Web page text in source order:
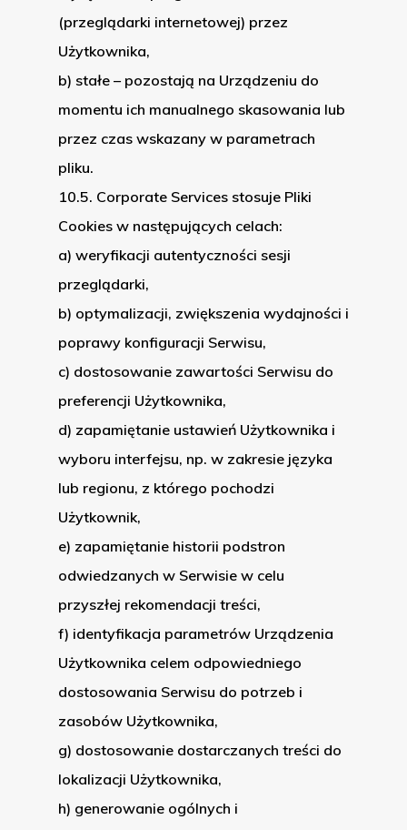
(przeglądarki internetowej) przez
Użytkownika,
b) stałe – pozostają na Urządzeniu do
momentu ich manualnego skasowania lub
przez czas wskazany w parametrach
pliku.
10.5. Corporate Services stosuje Pliki
Cookies w następujących celach:
a) weryfikacji autentyczności sesji
przeglądarki,
b) optymalizacji, zwiększenia wydajności i
poprawy konfiguracji Serwisu,
c) dostosowanie zawartości Serwisu do
preferencji Użytkownika,
d) zapamiętanie ustawień Użytkownika i
wyboru interfejsu, np. w zakresie języka
lub regionu, z którego pochodzi
Użytkownik,
e) zapamiętanie historii podstron
odwiedzanych w Serwisie w celu
przyszłej rekomendacji treści,
f) identyfikacja parametrów Urządzenia
Użytkownika celem odpowiedniego
dostosowania Serwisu do potrzeb i
zasobów Użytkownika,
g) dostosowanie dostarczanych treści do
lokalizacji Użytkownika,
h) generowanie ogólnych i